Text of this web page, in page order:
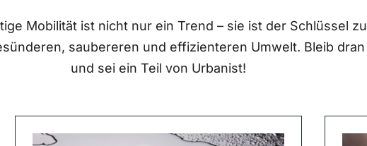
Mobilität ist nicht nur ein Trend – sie ist der Schlüssel zu
saubereren und effizienteren Umwelt. Bleib dran
und sei ein Teil von Urbanist!